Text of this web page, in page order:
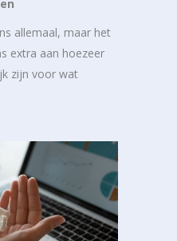
allemaal, maar het
extra aan hoezeer
zijn voor wat